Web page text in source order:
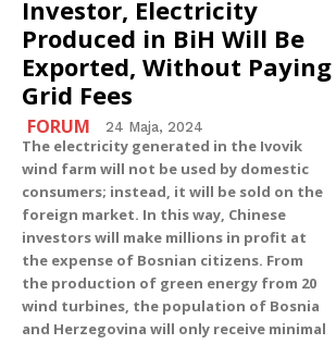
Investor, Electricity
Produced in BiH Will Be
Exported, Without Paying
Grid Fees
FORUM 24 Maja, 2024
The electricity generated in the Ivovik
wind farm will not be used by domestic
consumers; instead, it will be sold on the
foreign market. In this way, Chinese
investors will make millions in profit at
the expense of Bosnian citizens. From
the production of green energy from 20
wind turbines, the population of Bosnia
and Herzegovina will only receive minimal